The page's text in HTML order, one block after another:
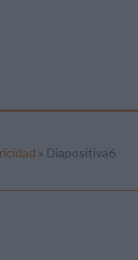
» Diapositiva6